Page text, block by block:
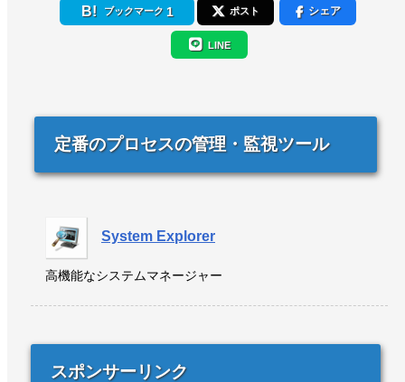
ブックマーク 1 ポスト シェア
LINE
定番のプロセスの管理・監視ツール
System Explorer
高機能なシステムマネージャー
スポンサーリンク